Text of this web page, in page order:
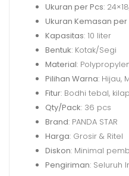
Ukuran per Pcs:
Ukuran Kemasan per
Kapasitas: 10 liter
Bentuk: Kotak/Segi
Material:
Pilihan Warna: Hijau,
Fitur: Bodhi tebal,
Qty/Pack: 36 pcs
Brand: PANDA STAR
Harga: Grosir & Ritel
Diskon: Minimal
Pengiriman: Seluruh